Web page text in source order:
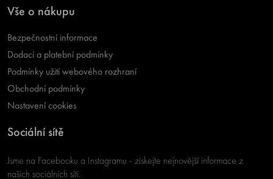
Vše o nákupu
Bezpečnostní informace
Dodací a platební podmínky
Podmínky užití webového rozhraní
Obchodní podmínky
Nastavení cookies
Sociální sítě
Jsme na Facebooku a Instagramu - získejte nejnovější informace z
našich sociálních sítí.